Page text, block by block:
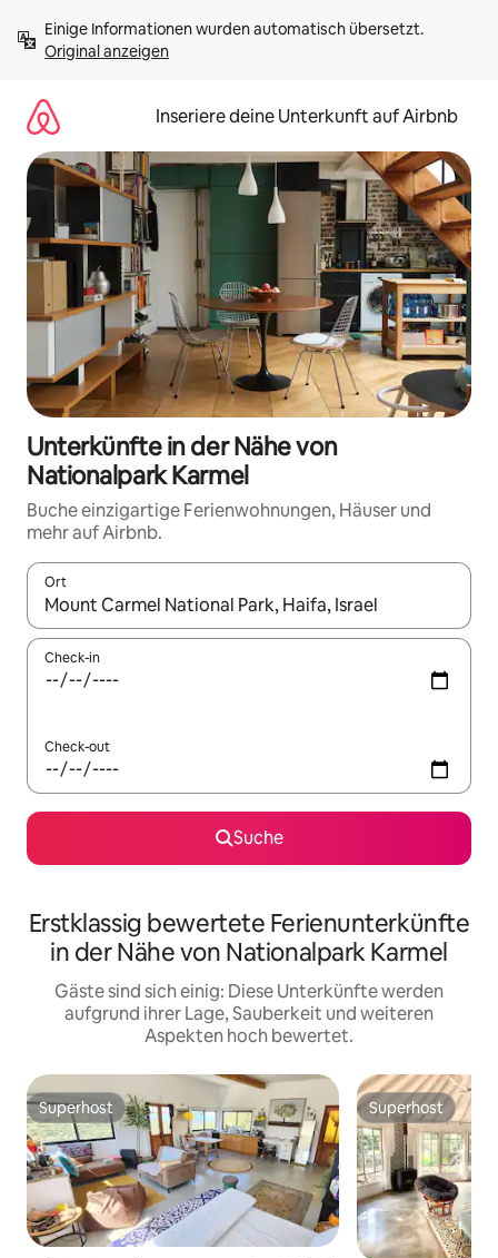
Inhalten
springenOriginal anzeigen
Inseriere deine Unterkunft auf Airbnb
Unterkünfte in der Nähe von
Nationalpark Karmel
Buche einzigartige Ferienwohnungen, Häuser und
mehr auf Airbnb.
Ort
Wenn Ergebnisse verfügbar sind, navigiere mit den
Check-in
Check-out
Suche
Erstklassig bewertete Ferienunterkünfte
in der Nähe von Nationalpark Karmel
Gäste sind sich einig: Diese Unterkünfte werden
aufgrund ihrer Lage, Sauberkeit und weiteren
Aspekten hoch bewertet.
Superhost
Superhost Superhost
Superhost